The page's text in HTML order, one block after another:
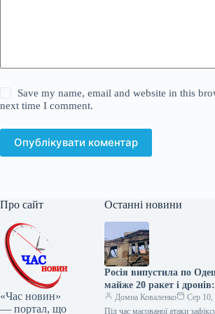
Save my name, email and website in this
next time I comment.
Опублікувати коментар
Про сайт
«Час новин»
— портал, що
Останні новини
Росія випустила по
майже 20 ракет і дронів:
уточнені дані
Домна Коваленко
Сер 10,
Під час масованої атаки